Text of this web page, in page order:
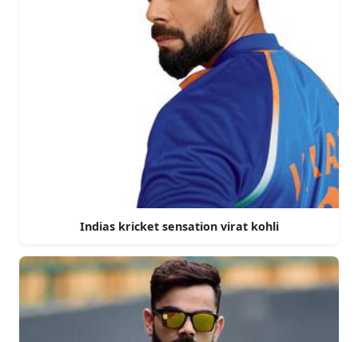
Indias kricket sensation virat kohli